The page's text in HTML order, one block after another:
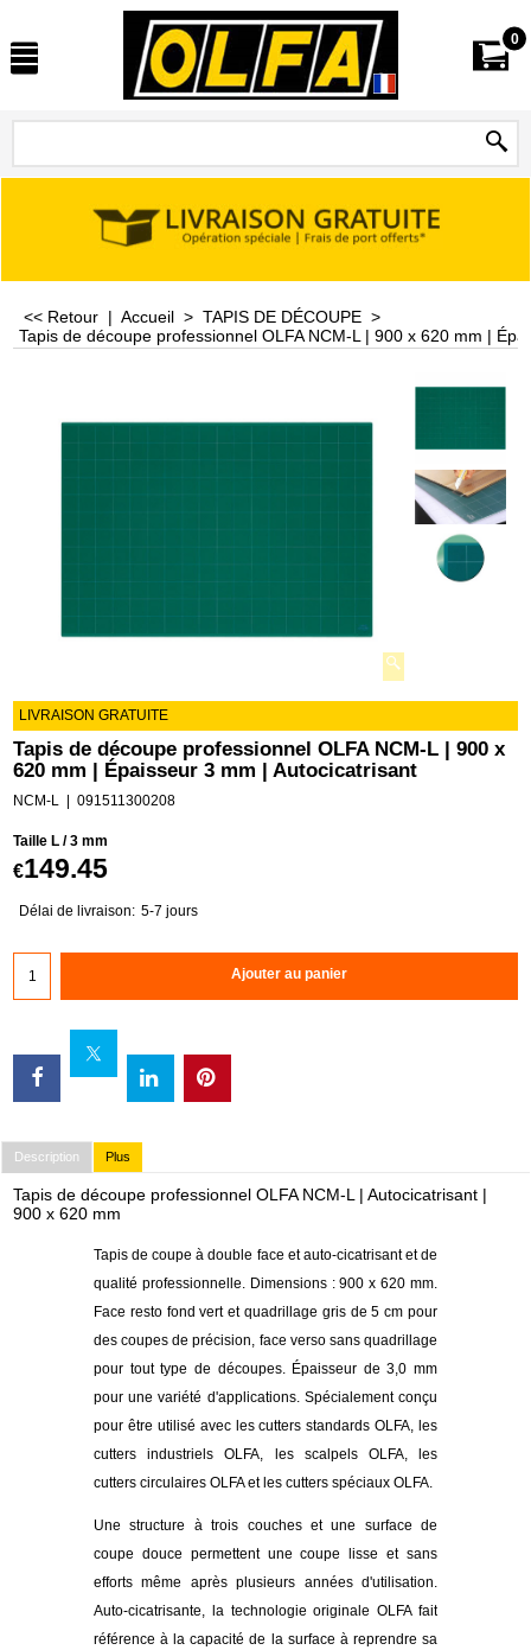
0
<< Retour | Accueil > TAPIS DE DÉCOUPE >
Tapis de découpe professionnel OLFA NCM-L | 900 x 620 mm |
LIVRAISON GRATUITE
Tapis de découpe professionnel OLFA NCM-L | 900 x
620 mm | Épaisseur 3 mm | Autocicatrisant
NCM-L 091511300208
Taille L / 3 mm
€149.45
Délai de livraison: 5-7 jours
Ajouter au panier
Description Plus
Tapis de découpe professionnel OLFA NCM-L | Autocicatrisant |
900 x 620 mm
Tapis de coupe à double face et auto-cicatrisant et de
qualité professionnelle. Dimensions : 900 x 620 mm.
Face resto fond vert et quadrillage gris de 5 cm pour
des coupes de précision, face verso sans quadrillage
pour tout type de découpes. Épaisseur de 3,0 mm
pour une variété d'applications. Spécialement conçu
pour être utilisé avec les cutters standards OLFA, les
cutters industriels OLFA, les scalpels OLFA, les
cutters circulaires OLFA et les cutters spéciaux OLFA.
Une structure à trois couches et une surface de
coupe douce permettent une coupe lisse et sans
efforts même après plusieurs années d'utilisation.
Auto-cicatrisante, la technologie originale OLFA fait
référence à la capacité de la surface à reprendre sa